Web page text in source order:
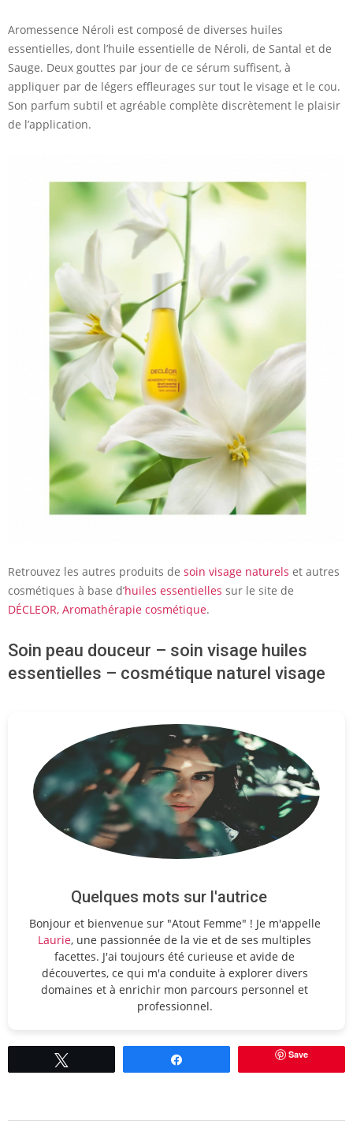
Aromessence Néroli est composé de diverses huiles
essentielles, dont l’huile essentielle de Néroli, de Santal et de
Sauge. Deux gouttes par jour de ce sérum suffisent, à
appliquer par de légers effleurages sur tout le visage et le cou.
Son parfum subtil et agréable complète discrètement le plaisir
de l’application.
Retrouvez les autres produits de soin visage naturels et autres
cosmétiques à base d’huiles essentielles sur le site de
DÉCLEOR, Aromathérapie cosmétique.
Soin peau douceur – soin visage huiles
essentielles – cosmétique naturel visage
Quelques mots sur l'autrice
Bonjour et bienvenue sur "Atout Femme" ! Je m'appelle
Laurie, une passionnée de la vie et de ses multiples
facettes. J'ai toujours été curieuse et avide de
découvertes, ce qui m'a conduite à explorer divers
domaines et à enrichir mon parcours personnel et
professionnel.
Save